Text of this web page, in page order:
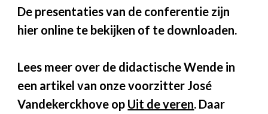
De presentaties van de conferentie zijn
hier online te bekijken of te downloaden.
Lees meer over de didactische Wende in
een artikel van onze voorzitter José
Vandekerckhove op Uit de veren. Daar